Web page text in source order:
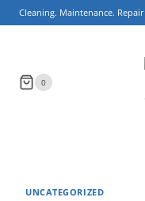
SkipCleaning. Maintenance. Repair
0
UNCATEGORIZED